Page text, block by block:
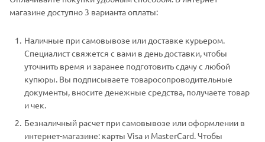
магазине доступно 3 варианта оплаты:
Наличные при самовывозе или доставке курьером.
Специалист свяжется с вами в день доставки, чтобы
уточнить время и заранее подготовить сдачу с любой
купюры. Вы подписываете товаросопроводительные
документы, вносите денежные средства, получаете товар
и чек.
Безналичный расчет при самовывозе или оформлении в
интернет-магазине: карты Visa и MasterCard. Чтобы